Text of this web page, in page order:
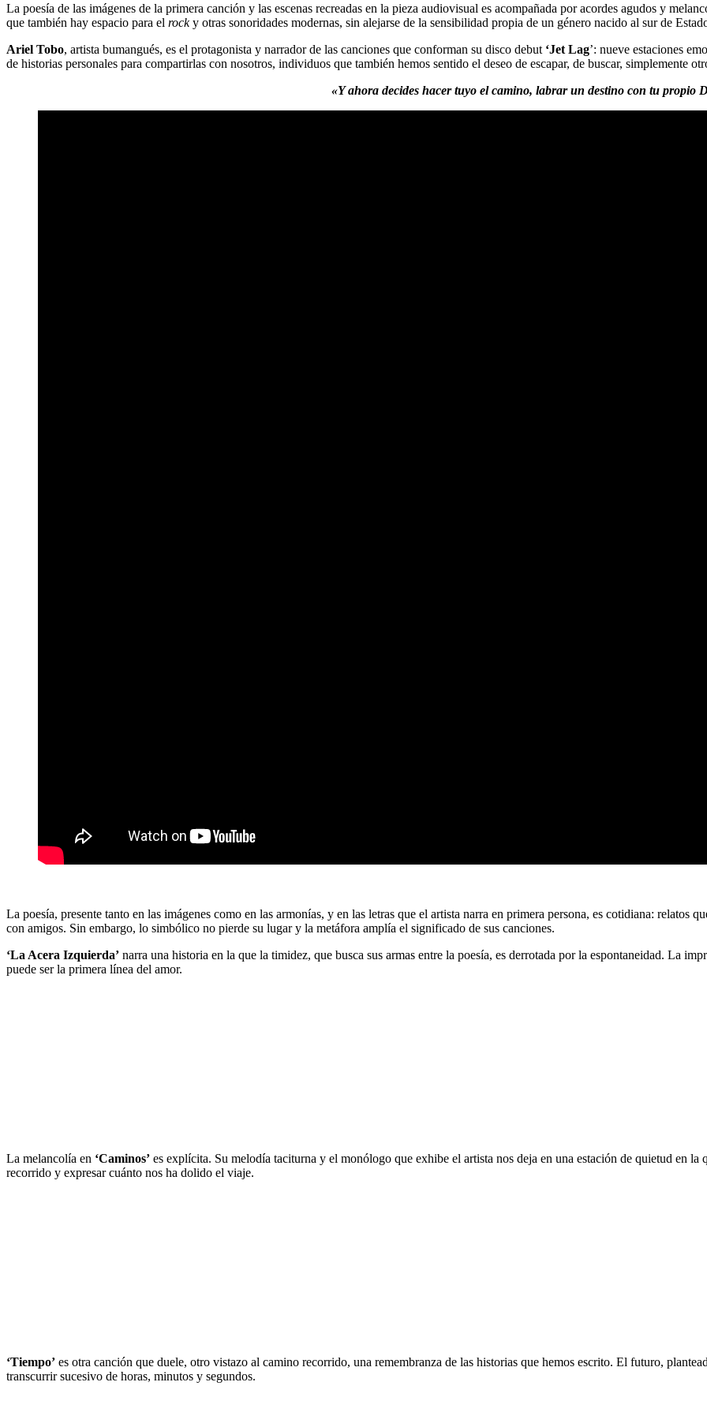
La poesía de las imágenes de la primera canción y las escenas recreadas en la pieza audiovisual es acompañada por acordes agudos y
que también hay espacio para el rocky otras sonoridades modernas, sin alejarse de la sensibilidad propia de un género nacido al sur de
Ariel Tobo, artista bumangués, es el protagonista y narrador de las canciones que conforman su disco debut ‘Jet Lag’: nueve estaciones
de historias personales para compartirlas con nosotros, individuos que también hemos sentido el deseo de escapar, de buscar, simplemente
«Y ahora decides hacer tuyo el camino, labrar un destino con tu propio
La poesía, presente tanto en las imágenes como en las armonías, y en las letras que el artista narra en primera persona, es cotidiana: relatos
con amigos. Sin embargo, lo simbólico no pierde su lugar y la metáfora amplía el significado de sus canciones.
‘La Acera Izquierda’ narra una historia en la que la timidez, que busca sus armas entre la poesía, es derrotada por la espontaneidad. La
puede ser la primera línea del amor.
La melancolía en ‘Caminos’ es explícita. Su melodía taciturna y el monólogo que exhibe el artista nos deja en una estación de quietud en la
recorrido y expresar cuánto nos ha dolido el viaje.
‘Tiempo’ es otra canción que duele, otro vistazo al camino recorrido, una remembranza de las historias que hemos escrito. El futuro,
transcurrir sucesivo de horas, minutos y segundos.